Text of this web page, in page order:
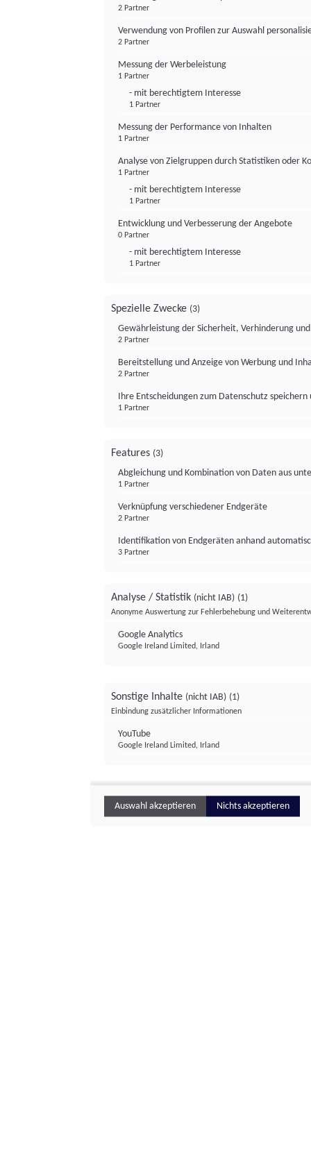
2 Partner
Verwendung von Profilen zur Auswahl
2 Partner
Messung der Werbeleistung
1 Partner
- mit berechtigtem Interesse
1 Partner
Messung der Performance von Inhalten
1 Partner
Analyse von Zielgruppen durch Statistiken oder
1 Partner
- mit berechtigtem Interesse
1 Partner
Entwicklung und Verbesserung der Angebote
0 Partner
- mit berechtigtem Interesse
1 Partner
Spezielle Zwecke (3)
Gewährleistung der Sicherheit, Verhinderung
2 Partner
Bereitstellung und Anzeige von Werbung und
2 Partner
Ihre Entscheidungen zum Datenschutz
1 Partner
Features (3)
Abgleichung und Kombination von Daten aus
1 Partner
Verknüpfung verschiedener Endgeräte
2 Partner
Identifikation von Endgeräten anhand
3 Partner
Analyse / Statistik (nicht IAB) (1)
Anonyme Auswertung zur Fehlerbehebung und
Google Analytics
Google Ireland Limited, Irland
Sonstige Inhalte (nicht IAB) (1)
Einbindung zusätzlicher Informationen
YouTube
Google Ireland Limited, Irland
Auswahl akzeptieren Nichts akzeptieren